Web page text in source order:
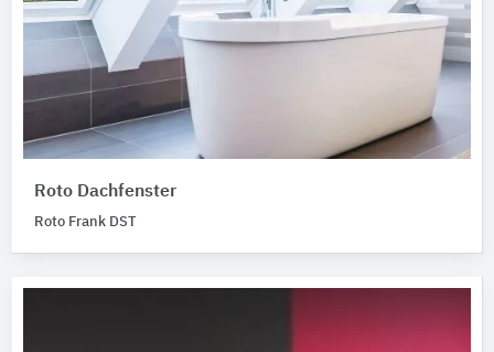
Roto Dachfenster
Roto Frank DST